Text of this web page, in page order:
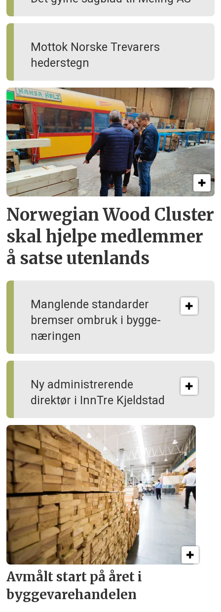
Mottok Norske Trevarers
hederstegn
Norwegian Wood Cluster
skal hjelpe medlemmer
å satse utenlands
Manglende standarder
bremser ombruk i bygge­
næringen
Ny administrerende
direktør i InnTre Kjeldstad
Avmålt start på året i
byggevare­handelen